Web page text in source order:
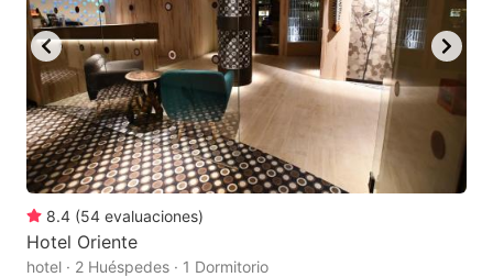
8.4 (54 evaluaciones)
Hotel Oriente
hotel · 2 Huéspedes · 1 Dormitorio